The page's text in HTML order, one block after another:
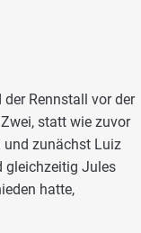
Rennstall vor der
statt wie zuvor
und zunächst Luiz
gleichzeitig Jules
hatte,